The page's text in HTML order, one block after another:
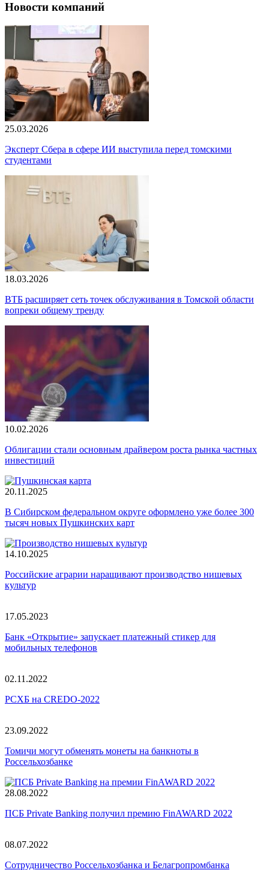
Новости компаний
25.03.2026
Эксперт Сбера в сфере ИИ выступила перед томскими
студентами
18.03.2026
ВТБ расширяет сеть точек обслуживания в Томской области
вопреки общему тренду
10.02.2026
Облигации стали основным драйвером роста рынка частных
инвестиций
20.11.2025
В Сибирском федеральном округе оформлено уже более 300
тысяч новых Пушкинских карт
14.10.2025
Российские аграрии наращивают производство нишевых
культур
17.05.2023
Банк «Открытие» запускает платежный стикер для
мобильных телефонов
02.11.2022
РСХБ на CREDO-2022
23.09.2022
Томичи могут обменять монеты на банкноты в
Россельхозбанке
28.08.2022
ПСБ Private Banking получил премию FinAWARD 2022
08.07.2022
Сотрудничество Россельхозбанка и Белагропромбанка